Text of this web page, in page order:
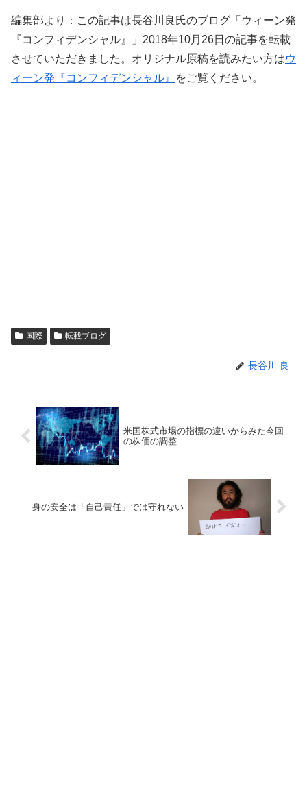
編集部より：この記事は長谷川良氏のブログ「ウィーン発
『コンフィデンシャル』」2018年10月26日の記事を転載
させていただきました。オリジナル原稿を読みたい方はウ
ィーン発『コンフィデンシャル』
をご覧ください。
国際 転載ブログ
長谷川 良
米国株式市場の指標の違いからみた今回
の株価の調整
身の安全は「自己責任」では守れない